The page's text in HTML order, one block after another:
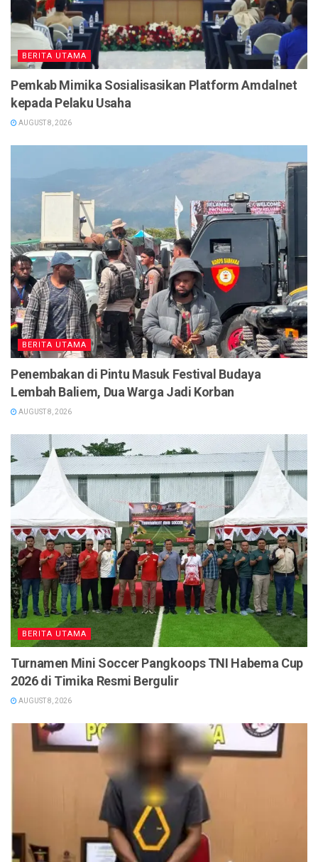
BERITA UTAMA
Pemkab Mimika Sosialisasikan Platform Amdalnet
kepada Pelaku Usaha
AUGUST 8, 2026
BERITA UTAMA
Penembakan di Pintu Masuk Festival Budaya
Lembah Baliem, Dua Warga Jadi Korban
AUGUST 8, 2026
BERITA UTAMA
Turnamen Mini Soccer Pangkoops TNI Habema Cup
2026 di Timika Resmi Bergulir
AUGUST 8, 2026